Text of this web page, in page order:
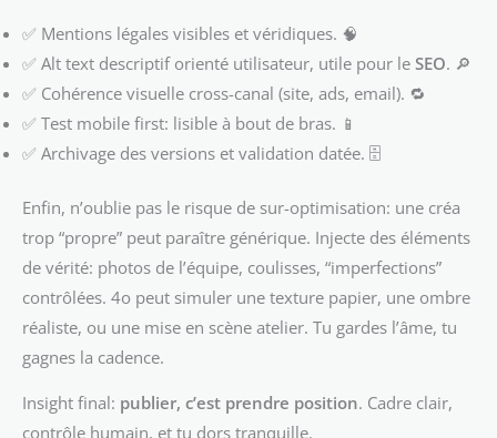
✅ Mentions légales visibles et véridiques. 🧠
✅ Alt text descriptif orienté utilisateur, utile pour le SEO. 🔎
✅ Cohérence visuelle cross-canal (site, ads, email). 🔁
✅ Test mobile first: lisible à bout de bras. 📱
✅ Archivage des versions et validation datée. 🗄️
Enfin, n’oublie pas le risque de sur-optimisation: une créa
trop “propre” peut paraître générique. Injecte des éléments
de vérité: photos de l’équipe, coulisses, “imperfections”
contrôlées. 4o peut simuler une texture papier, une ombre
réaliste, ou une mise en scène atelier. Tu gardes l’âme, tu
gagnes la cadence.
Insight final: publier, c’est prendre position. Cadre clair,
contrôle humain, et tu dors tranquille.